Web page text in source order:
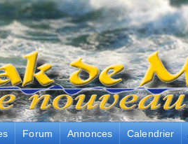
Forum Annonces Calendrier